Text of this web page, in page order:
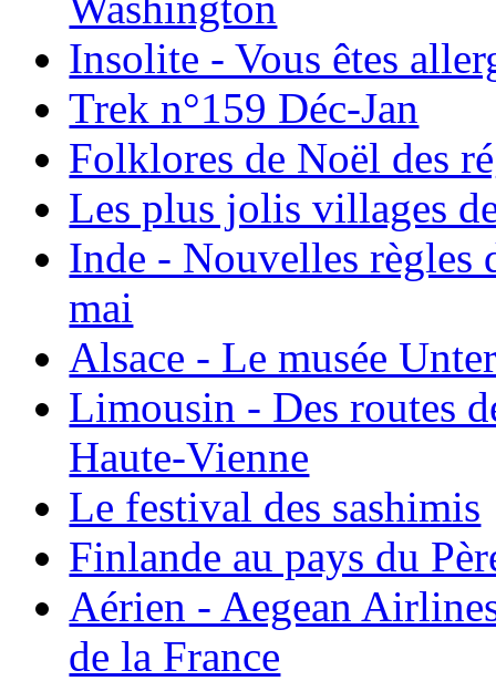
Insolite - Vous êtes
Trek n°159 Déc-Jan
Folklores de Noël des
Les plus jolis villages
Inde - Nouvelles règles
mai
Alsace - Le musée
Limousin - Des routes
Haute-Vienne
Le festival des sashimis
Finlande au pays du
Aérien - Aegean
de la France